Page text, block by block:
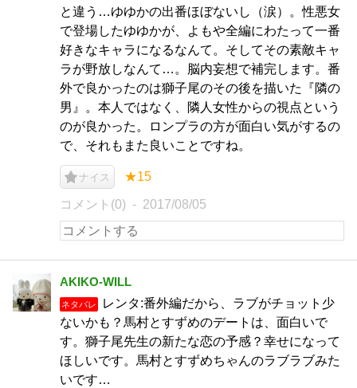
と違う…ゆゆかの出番ほぼないし（涙）。性悪女
で登場したゆゆかが、よもや全編にわたって一番
好きなキャラになるなんて。そしてその素敵キャ
ラが野放しなんて…。脳内妄想で補完します。番
外で良かったのは獅子尾のその後を描いた『隣の
男』。本人ではなく、隣人女性からの視点という
のが良かった。ロンプラの方が面白い気がするの
で、それもまた良いことですね。
ナイス ★15
コメント(0) 2017/08/05
AKIKO-WILL
ネタバレ
レンタ:番外編だから、ラブがチョット少
ないかも？馬村とすずめのデートは、面白いで
す。獅子尾先生の新たな恋の予感？幸せになって
ほしいです。馬村とすずめちゃんのラブラブみた
いです…